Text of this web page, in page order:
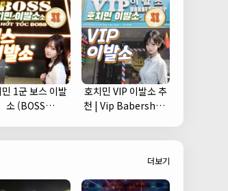
1군 보스 이발
소 (BOSS
호치민 VIP 이발소 추
천 | Vip Babershop
더보기